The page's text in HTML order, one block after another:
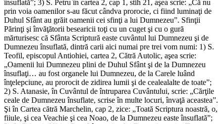
însuflată”; 3) S. Petru în cartea 2, cap 1, stih 21, aşea scrie: „Că nu
prin voia oamenilor s-au făcut cândva prorocie, ci fiind luminaţi de
Duhul Sfânt au grăit oamenii cei sfinţi a lui Dumnezeu”. Sfinţii
Părinţi şi învăţătorii besearicii toţi cu un cuget şi cu o gură
mărturisesc că Sfânta Scriptură easte cuvântul lui Dumnezeu şi de
Dumnezeu însuflată, dintră carii aici numai pre trei vom numi: 1) S.
Teofil, episcopul Antiohiei, cartea 2, Cătră Autolic, aşea scrie:
„Oamenii lui Dumnezeu plini de Duhul Sfânt şi de la Dumnezeu
însuflaţi… au fost organele lui Dumnezeu, de la Carele luând
înţelepciune, au prorocit de zidirea lumii şi de cealealalte de toate”;
2) S. Atanasie, în Cuvântul de întruparea Cuvântului, scrie: „Cărţile
ceale de Dumnezeu însuflate, scrise în multe locuri, învaţă aceastea”.
Şi în Cartea cătră Marchelin, cap 2, zice: „Toată Scriptura noastră, o,
fiiule, şi cea Veachie şi cea Noao, de la Dumnezeu easte însuflată”;